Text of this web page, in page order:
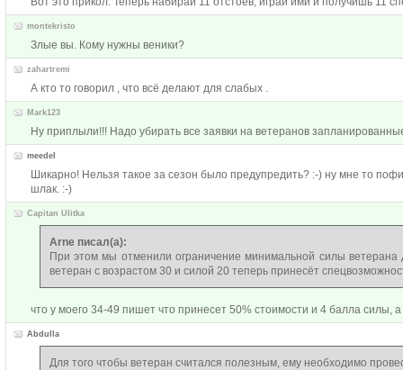
montekristo
Злые вы. Кому нужны веники?
zahartremi
А кто то говорил , что всё делают для слабых .
Mark123
Ну приплыли!!! Надо убирать все заявки на ветеранов
meedel
Шикарно! Нельзя такое за сезон было предупредить? :-) ну мне то
шлак. :-)
Capitan Ulitka
Arne писал(а):
При этом мы отменили ограничение минимальной силы
ветеран с возрастом 30 и силой 20 теперь принесёт
что у моего 34-49 пишет что принесет 50% стоимости и 4 балла силы, а
Abdulla
Для того чтобы ветеран считался полезным, ему необходимо